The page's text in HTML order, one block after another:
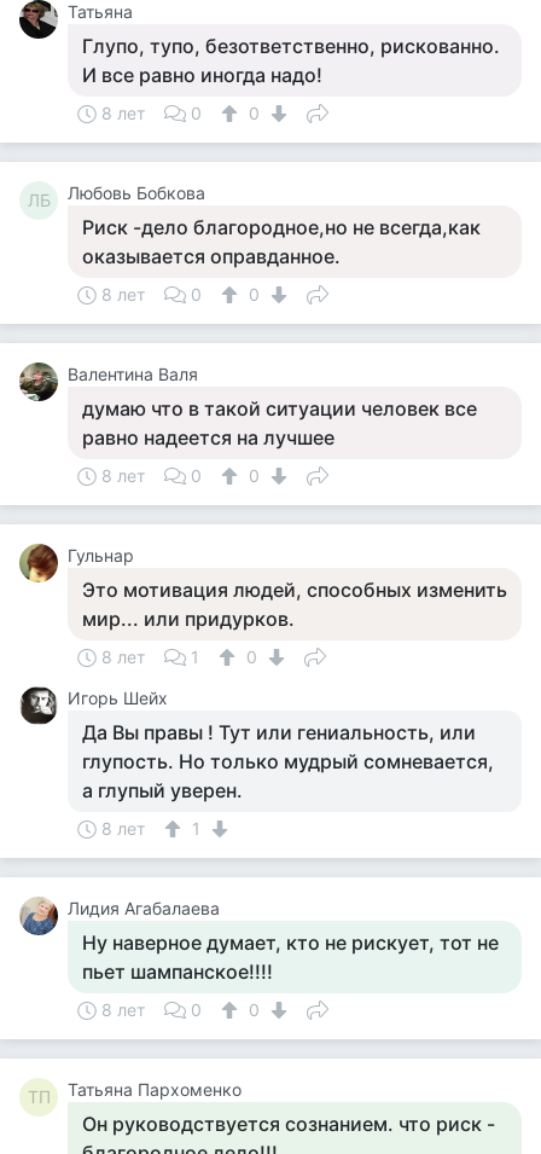
Татьяна
Глупо, тупо, безответственно, рискованно.
И все равно иногда надо!
8 лет 0 0
ЛБ Любовь Бобкова
Риск -дело благородное,но не всегда,как
оказывается оправданное.
8 лет 0 0
Валентина Валя
думаю что в такой ситуации человек все
равно надеется на лучшее
8 лет 0 0
Гульнар
Это мотивация людей, способных изменить
мир... или придурков.
8 лет 1
0
Игорь Шейх
Да Вы правы ! Тут или гениальность, или
глупость. Но только мудрый сомневается,
а глупый уверен.
8 лет 1
Лидия Агабалаева
Ну наверное думает, кто не рискует, тот не
пьет шампанское!!!!
8 лет 0 0
ТП Татьяна Пархоменко
Он руководствуется сознанием. что риск -